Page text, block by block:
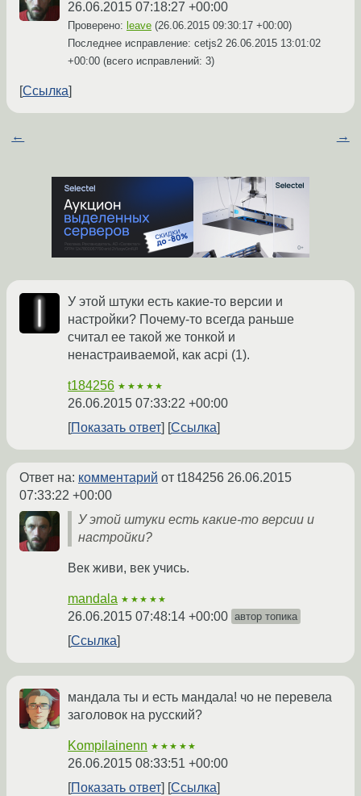
26.06.2015 07:18:27 +00:00
Проверено: leave (26.06.2015 09:30:17 +00:00)
Последнее исправление: cetjs2 26.06.2015 13:01:02
+00:00 (всего исправлений: 3)
Ссылка
← →
У этой штуки есть какие-то версии и
настройки? Почему-то всегда раньше
считал ее такой же тонкой и
ненастраиваемой, как acpi (1).
t184256 ★★★★★
26.06.2015 07:33:22 +00:00
Показать ответ
Ссылка
Ответ на: комментарий от t184256 26.06.2015
07:33:22 +00:00
У этой штуки есть какие-то версии и
настройки?
Век живи, век учись.
mandala ★★★★★
26.06.2015 07:48:14 +00:00 автор топика
Ссылка
мандала ты и есть мандала! чо не перевела
заголовок на русский?
Kompilainenn ★★★★★
26.06.2015 08:33:51 +00:00
Показать ответ
Ссылка